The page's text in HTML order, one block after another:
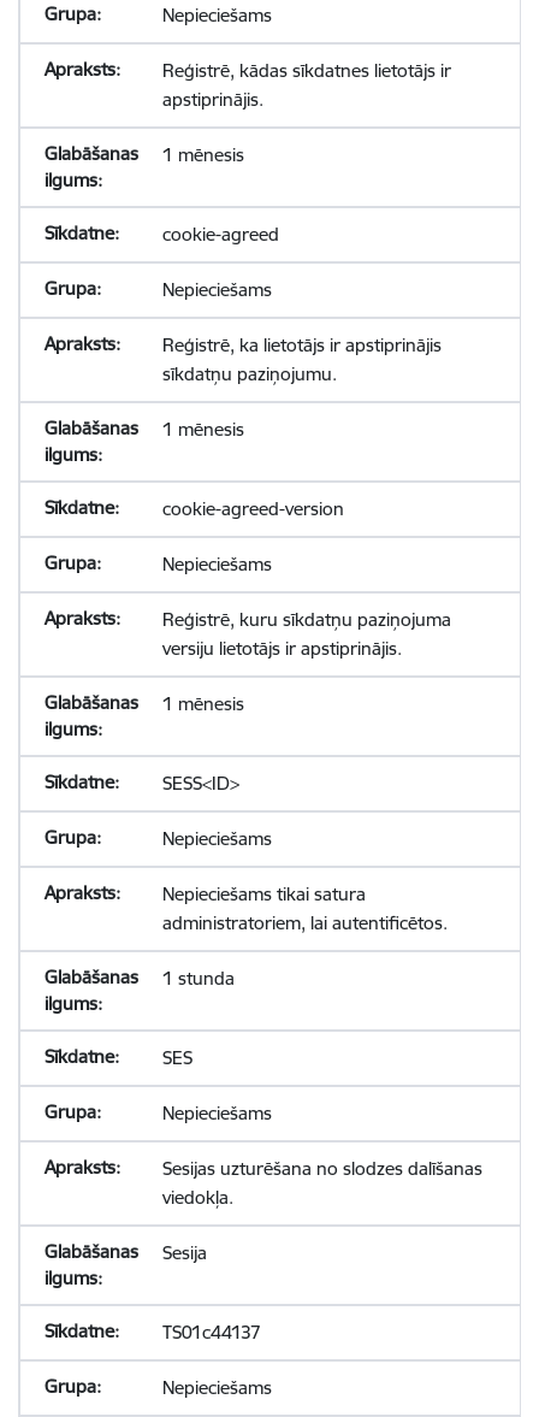
Nepieciešams
Reģistrē, kādas sīkdatnes lietotājs ir
apstiprinājis.
1 mēnesis
cookie-agreed
Nepieciešams
Reģistrē, ka lietotājs ir apstiprinājis
sīkdatņu paziņojumu.
1 mēnesis
cookie-agreed-version
Nepieciešams
Reģistrē, kuru sīkdatņu paziņojuma
versiju lietotājs ir apstiprinājis.
1 mēnesis
SESS<ID>
Nepieciešams
Nepieciešams tikai satura
administratoriem, lai autentificētos.
1 stunda
SES
Nepieciešams
Sesijas uzturēšana no slodzes dalīšanas
viedokļa.
Sesija
TS01c44137
Nepieciešams